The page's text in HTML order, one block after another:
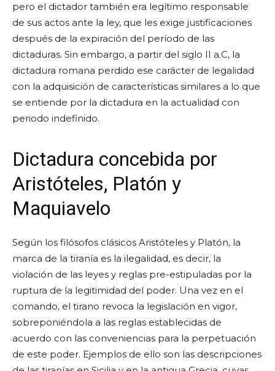
pero el dictador también era legítimo responsable
de sus actos ante la ley, que les exige justificaciones
después de la expiración del período de las
dictaduras. Sin embargo, a partir del siglo II a.C, la
dictadura romana perdido ese carácter de legalidad
con la adquisición de características similares a lo que
se entiende por la dictadura en la actualidad con
periodo indefinido.
Dictadura concebida por
Aristóteles, Platón y
Maquiavelo
Según los filósofos clásicos Aristóteles y Platón, la
marca de la tiranía es la ilegalidad, es decir, la
violación de las leyes y reglas pre-estipuladas por la
ruptura de la legitimidad del poder. Una vez en el
comando, el tirano revoca la legislación en vigor,
sobreponiéndola a las reglas establecidas de
acuerdo con las conveniencias para la perpetuación
de este poder. Ejemplos de ello son las descripciones